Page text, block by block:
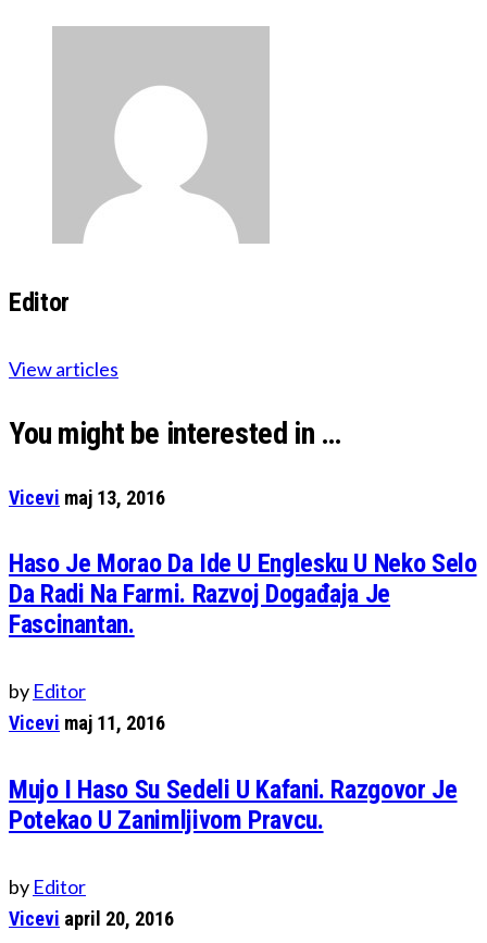
Editor
View articles
You might be interested in …
Vicevi maj 13, 2016
Haso Je Morao Da Ide U Englesku U Neko Selo
Da Radi Na Farmi. Razvoj Događaja Je
Fascinantan.
by Editor
Vicevi maj 11, 2016
Mujo I Haso Su Sedeli U Kafani. Razgovor Je
Potekao U Zanimljivom Pravcu.
by Editor
Vicevi april 20, 2016